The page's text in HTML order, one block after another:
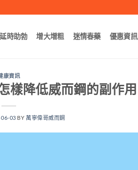
延時助勃 增大增粗 迷情春藥 優惠資訊
康資訊
樣降低威而鋼的副作用
03 BY萬寧偉哥威而鋼